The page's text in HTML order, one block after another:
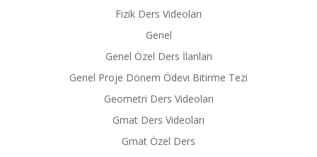
Fizik Ders Videoları
Genel
Genel Özel Ders İlanları
Genel Proje Dönem Ödevi Bitirme Tezi
Geometri Ders Videoları
Gmat Ders Videoları
Gmat Özel Ders